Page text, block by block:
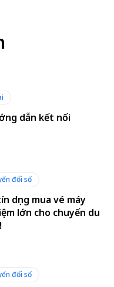
dẫn kết nối
đổi số
dụng mua vé máy
lớn cho chuyến du
đổi số